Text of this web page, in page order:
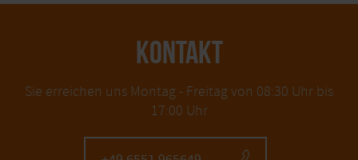
KONTAKT
Sie erreichen uns Montag - Freitag von 08:30 Uhr bis
17:00 Uhr